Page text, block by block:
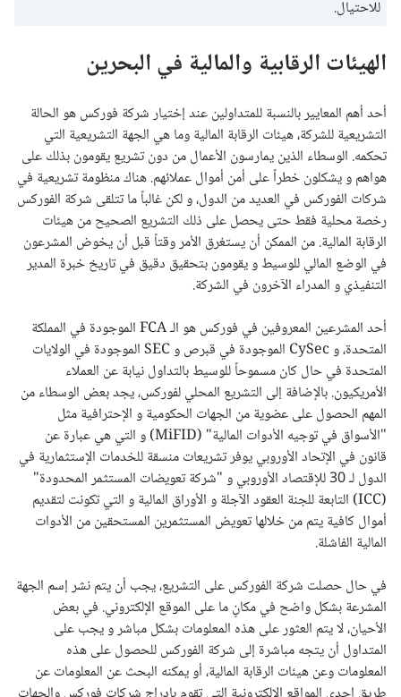
للاحتيال.
الهيئات الرقابية والمالية في البحرين
أحد أهم المعايير بالنسبة للمتداولين عند إختيار شركة فوركس هو الحالة
التشريعية للشركة، هيئات الرقابة المالية وما هي الجهة التشريعية التي
تحكمه. الوسطاء الذين يمارسون الأعمال من دون تشريع يقومون بذلك على
هواهم و يشكلون خطراً على أمن أموال عملائهم. هناك منظومة تشريعية في
شركات الفوركس في العديد من الدول، و لكن غالباً ما تتلقى شركة الفوركس
رخصة محلية فقط حتى يحصل على ذلك التشريع الصحيح من هيئات
الرقابة المالية. من الممكن أن يستغرق الأمر وقتاً قبل أن يخوض المشرعون
في الوضع المالي للوسيط و يقومون بتحقيق دقيق في تاريخ خبرة المدير
التنفيذي و المدراء الآخرون في الشركة.
أحد المشرعين المعروفين في فوركس هو الـFCAالموجودة في المملكة
المتحدة، وCySec الموجودة في قبرص وSECالموجودة في الولايات
المتحدة في حال كان مسموحاً للوسيط بالتداول نيابة عن العملاء
الأمريكيون. بالإضافة إلى التشريع المحلي لفوركس، يجد بعض الوسطاء من
المهم الحصول على عضوية من الجهات الحكومية و الإحترافية مثل
"الأسواق في توجيه الأدوات المالية" (MiFID) و التي هي عبارة عن
قانون في الإتحاد الأوروبي يوفر تشريعات منسقة للخدمات الإستثمارية في
الدول لـ 30 للإقتصاد الأوروبي و "شركة تعويضات المستثمر المحدودة"
(
ICC) التابعة للجنة العقود الآجلة و الأوراق المالية و التي تكونت لتقديم
أموال كافية يتم من خلالها تعويض المستثمرين المستحقين من الأدوات
المالية الفاشلة.
في حال حصلت شركة الفوركس على التشريع، يجب أن يتم نشر إسم الجهة
المشرعة بشكل واضح في مكانٍ ما على الموقع الإلكتروني. في بعض
الأحيان، لا يتم العثور على هذه المعلومات بشكل مباشر و يجب على
المتداول أن يتجه مباشرة إلى شركة الفوركس للحصول على هذه
المعلومات وعن هيئات الرقابة المالية، أو يمكنه البحث عن المعلومات عن